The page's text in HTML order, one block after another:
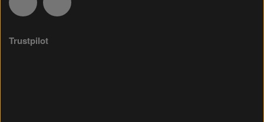
Trustpilot